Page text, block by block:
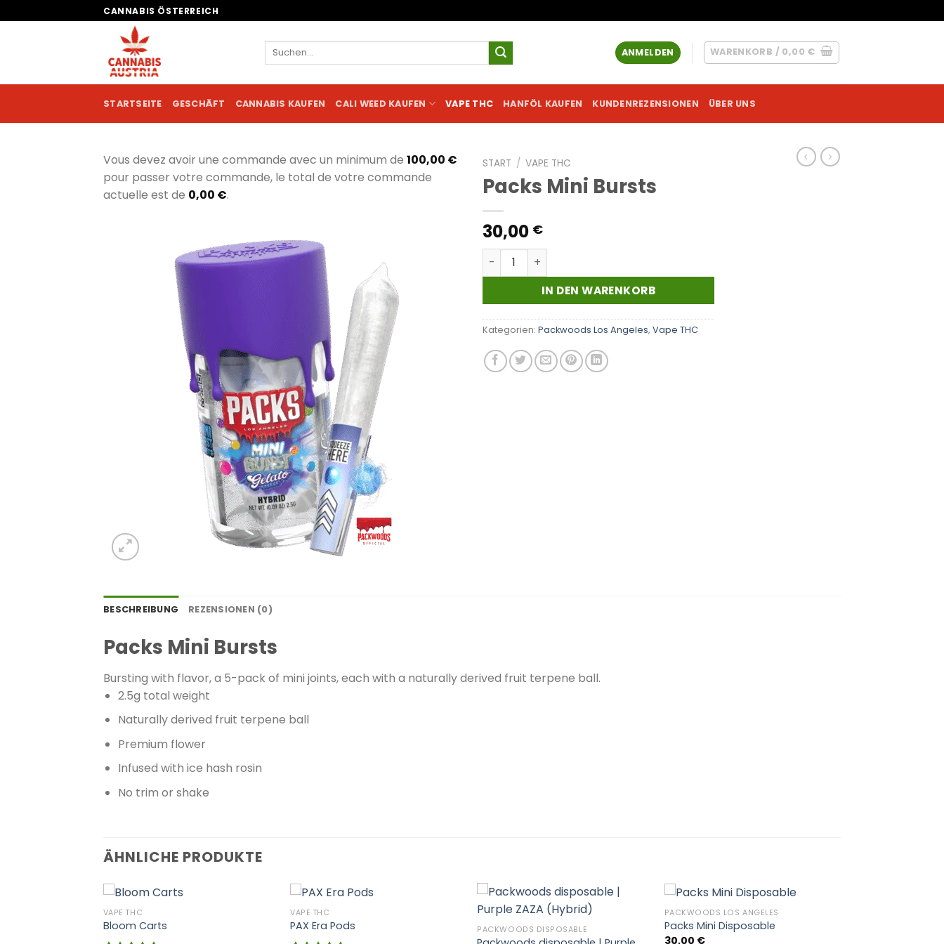
Inhalt
CANNABIS ÖSTERREICH
Suchen
ANMELDEN WARENKORB / 0,00 €
STARTSEITE GESCHÄFT CANNABIS KAUFEN CALI WEED KAUFEN VAPE THC HANFÖL KAUFEN KUNDENREZENSIONEN ÜBER UNS
Vous devez avoir une commande avec un minimum de 100,00 €
pour passer votre commande, le total de votre commande
actuelle est de 0,00 €.
START / VAPE THC
Packs Mini Bursts
30,00 €
Packs Mini Bursts Menge
IN DEN WARENKORB
Kategorien: Packwoods Los Angeles, Vape THC
BESCHREIBUNG REZENSIONEN (0)
Packs Mini Bursts
Bursting with flavor, a 5-pack of mini joints, each with a naturally derived fruit terpene ball.
2.5g total weight
Naturally derived fruit terpene ball
Premium flower
Infused with ice hash rosin
No trim or shake
ÄHNLICHE PRODUKTE
VAPE THC
Bloom Carts
VAPE THC
PAX Era Pods PACKWOODS DISPOSABLE
PACKWOODS LOS ANGELES
Packs Mini Disposable
30,00 €